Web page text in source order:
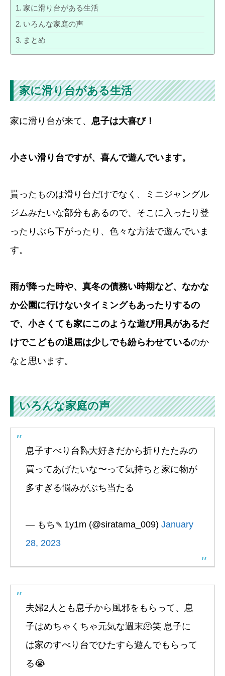
家に滑り台がある生活
いろんな家庭の声
まとめ
家に滑り台がある生活
家に滑り台が来て、 息子は大喜び！
小さい滑り台ですが、喜んで遊んでいます。
貰ったものは滑り台だけでなく、ミニジャングル
ジムみたいな部分もあるので、そこに入ったり登
ったりぶら下がったり、色々な方法で遊んでいま
す。
雨が降った時や、真冬の債務い時期など、なかな
か公園に行けないタイミングもあったりするの
で、小さくても家にこのような遊び用具があるだ
けでこどもの退屈は少しでも紛らわせているのか
なと思います。
いろんな家庭の声
息子すべり台🛝大好きだから折りたたみの
買ってあげたいな〜って気持ちと家に物が
多すぎる悩みがぶち当たる
— もち🍡1y1m (@siratama_009) January
28, 2023
夫婦2人とも息子から風邪をもらって、息
子はめちゃくちゃ元気な週末🫠笑 息子に
は家のすべり台でひたすら遊んでもらって
る😭